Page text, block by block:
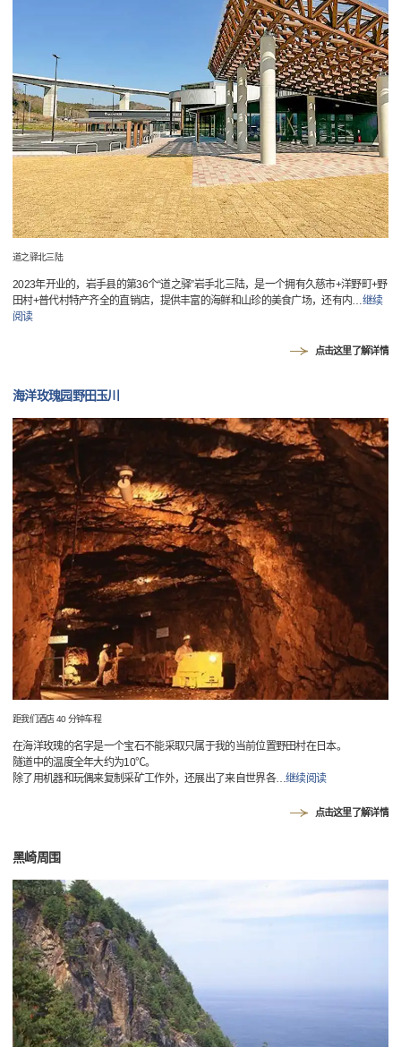
道之驿北三陆
2023年开业的，岩手县的第36个“道之驿”岩手北三陆，是一个拥有久慈市+洋野町+野
田村+普代村特产齐全的直销店，提供丰富的海鲜和山珍的美食广场，还有内…继续
阅读
点击这里了解详情
海洋玫瑰园野田玉川
距我们酒店 40 分钟车程
在海洋玫瑰的名字是一个宝石不能采取只属于我的当前位置野田村在日本。
隧道中的温度全年大约为10℃。
除了用机器和玩偶来复制采矿工作外，还展出了来自世界各…继续阅读
点击这里了解详情
黑崎周围